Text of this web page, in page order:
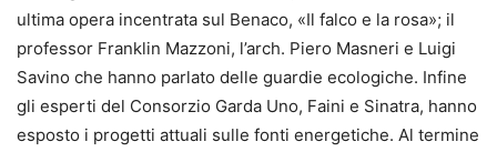
ultima opera incentrata sul Benaco, «Il falco e la rosa»; il
professor Franklin Mazzoni, l’arch. Piero Masneri e Luigi
Savino che hanno parlato delle guardie ecologiche. Infine
gli esperti del Consorzio Garda Uno, Faini e Sinatra, hanno
esposto i progetti attuali sulle fonti energetiche. Al termine